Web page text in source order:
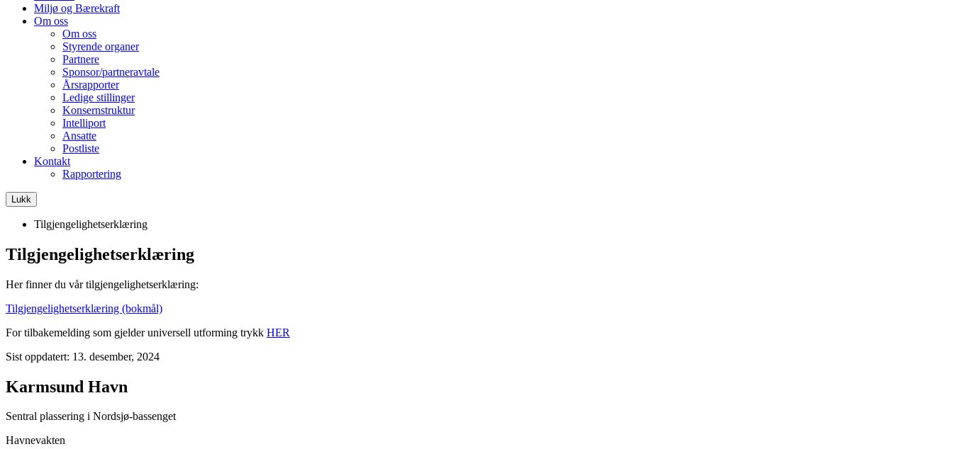
Miljø og Bærekraft
Om oss
Om oss
Styrende organer
Partnere
Sponsor/partneravtale
Årsrapporter
Ledige stillinger
Konsernstruktur
Intelliport
Ansatte
Postliste
Kontakt
Rapportering
Lukk
Tilgjengelighetserklæring
Tilgjengelighetserklæring
Her finner du vår tilgjengelighetserklæring:
Tilgjengelighetserklæring (bokmål)
For tilbakemelding som gjelder universell utforming trykk HER
Sist oppdatert: 13. desember, 2024
Karmsund Havn
Sentral plassering i Nordsjø-bassenget
Havnevakten